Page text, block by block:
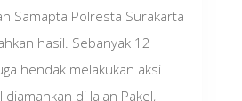
Samapta Polresta Surakarta
hasil. Sebanyak 12
hendak melakukan aksi
di Jalan Pakel,